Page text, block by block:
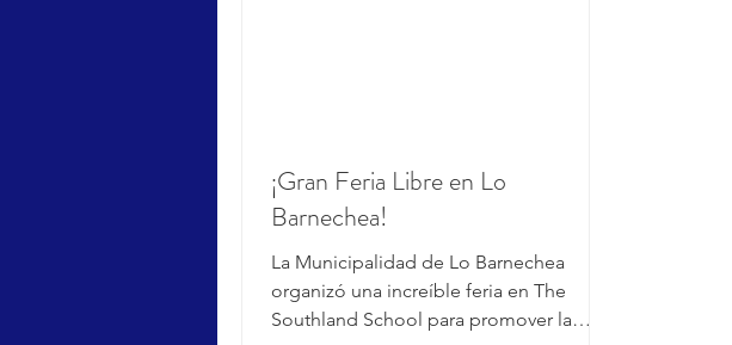
¡Gran Feria Libre en Lo
Barnechea!
La Municipalidad de Lo Barnechea
organizó una increíble feria en The
Southland School para promover la